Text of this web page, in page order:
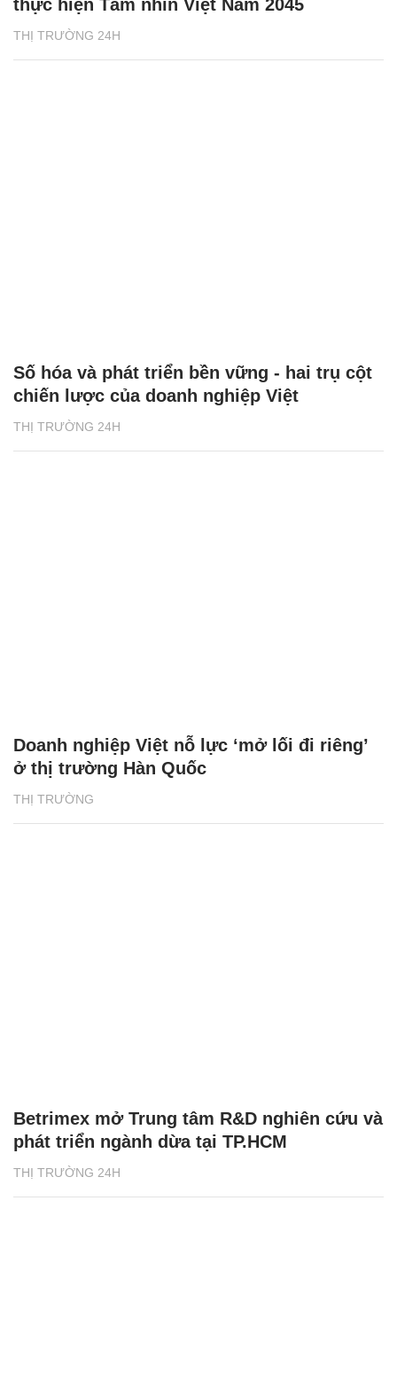
THỊ TRƯỜNG 24H
thực hiện Tầm nhìn Việt Nam 2045
THỊ TRƯỜNG 24H
Số hóa và phát triển bền vững - hai trụ cột
chiến lược của doanh nghiệp Việt
THỊ TRƯỜNG
Doanh nghiệp Việt nỗ lực ‘mở lối đi riêng’
ở thị trường Hàn Quốc
THỊ TRƯỜNG 24H
Betrimex mở Trung tâm R&D nghiên cứu và
phát triển ngành dừa tại TP.HCM